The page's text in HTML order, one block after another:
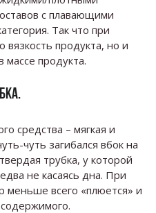
с плавающими
Так что при
вязкость продукта, но и
продукта.
средства – мягкая и
чуть загибался вбок на
трубка, у которой
не касаясь дна. При
меньше всего «плюется» и